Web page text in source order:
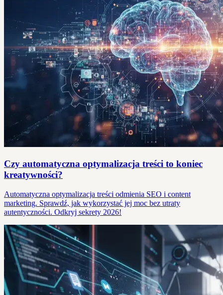
Czy automatyczna optymalizacja treści to koniec
kreatywności?
Automatyczna optymalizacja treści odmienia SEO i content
marketing. Sprawdź, jak wykorzystać jej moc bez utraty
autentyczności. Odkryj sekrety 2026!